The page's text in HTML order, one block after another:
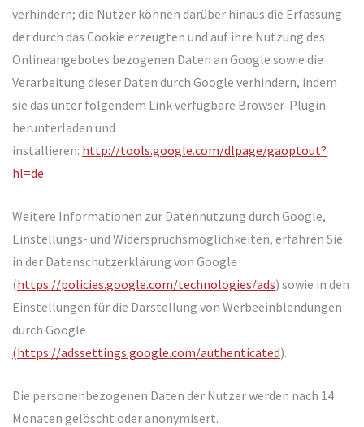
verhindern; die Nutzer können darüber hinaus die Erfassung
der durch das Cookie erzeugten und auf ihre Nutzung des
Onlineangebotes bezogenen Daten an Google sowie die
Verarbeitung dieser Daten durch Google verhindern, indem
sie das unter folgendem Link verfügbare Browser-Plugin
herunterladen und
installieren: http://tools.google.com/dlpage/gaoptout?
hl=de.
Weitere Informationen zur Datennutzung durch Google,
Einstellungs- und Widerspruchsmöglichkeiten, erfahren Sie
in der Datenschutzerklärung von Google
(https://policies.google.com/technologies/ads) sowie in den
Einstellungen für die Darstellung von Werbeeinblendungen
durch Google
(https://adssettings.google.com/authenticated).
Die personenbezogenen Daten der Nutzer werden nach 14
Monaten gelöscht oder anonymisert.